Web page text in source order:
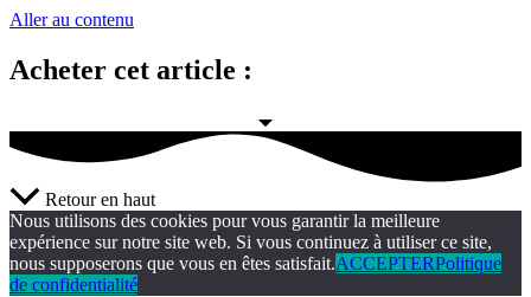
Aller au contenu
Acheter cet article :
Retour en haut
Nous utilisons des cookies pour vous garantir la meilleure
expérience sur notre site web. Si vous continuez à utiliser ce site,
nous supposerons que vous en êtes satisfait.ACCEPTERPolitique
de confidentialité